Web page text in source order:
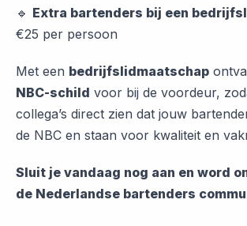
🔹 Extra bartenders bij een
€25 per persoon
Met een bedrijfslidmaatschap
NBC-schild voor bij de voordeur,
collega’s direct zien dat jouw
de NBC en staan voor kwaliteit en
Sluit je vandaag nog aan en word
de Nederlandse bartenders